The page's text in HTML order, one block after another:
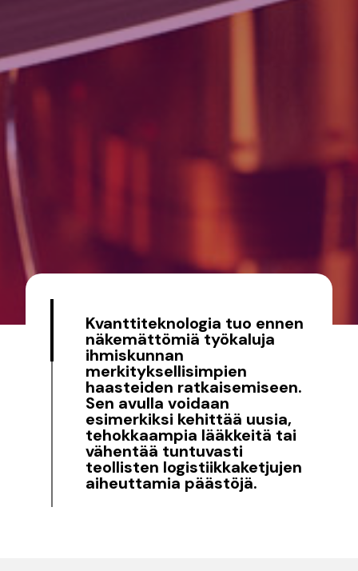
Kvanttiteknologia tuo ennen
näkemättömiä työkaluja
ihmiskunnan
merkityksellisimpien
haasteiden ratkaisemiseen.
Sen avulla voidaan
esimerkiksi kehittää uusia,
tehokkaampia lääkkeitä tai
vähentää tuntuvasti
teollisten logistiikkaketjujen
aiheuttamia päästöjä.